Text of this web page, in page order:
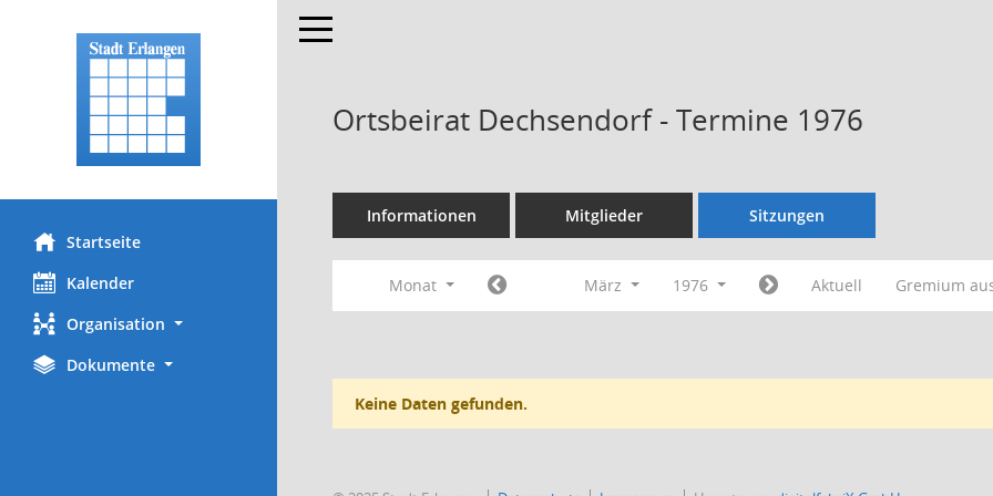
Startseite
Kalender
Organisation
Dokumente
Toggle navigation
Ortsbeirat Dechsendorf - Termine 1976
Informationen Mitglieder Sitzungen
Monat März 1976 Aktuell Gremium
Keine Daten gefunden.